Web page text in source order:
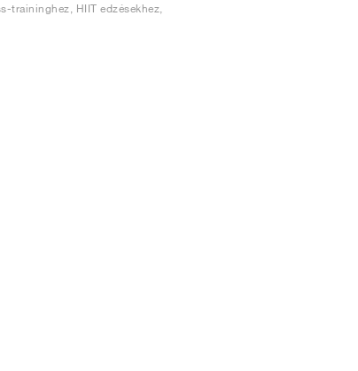
traininghez, HIIT edzésekhez,